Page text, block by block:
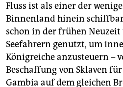
Fluss ist als einer der
Binnenland hinein
schon in der frühen Neuzeit
Seefahrern genutzt, um
Königreiche anzusteuern –
Beschaffung von Sklaven
Gambia auf dem gleichen